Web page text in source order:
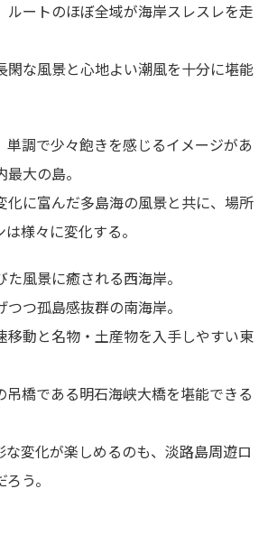
ルートのほぼ全域が海岸スレスレを走
閑な風景と心地よい潮風を十分に堪能
単調で少々飽きを感じるイメージがあ
大の島。
化に富んだ多島海の風景と共に、場所
様々に変化する。
風景に癒される西海岸。
つ孤島感抜群の南海岸。
移動と名物・土産物を入手しやすい東
吊橋である明石海峡大橋を堪能できる
な変化が楽しめるのも、淡路島周遊ロ
う。